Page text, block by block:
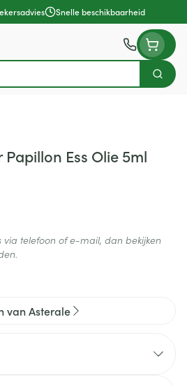
Snelle beschikbaarheid
Zoek
Ess Olie 5ml
telefoon of e-mail, dan bekijken
van Asterale